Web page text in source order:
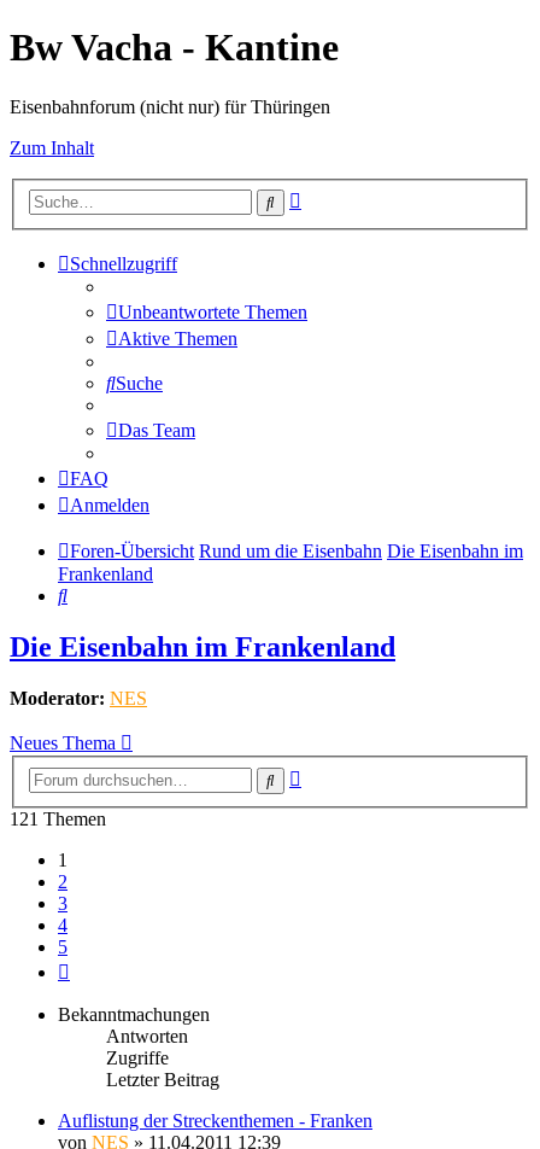
Bw Vacha - Kantine
Eisenbahnforum (nicht nur) für Thüringen
Zum Inhalt
Suche
Schnellzugriff
Unbeantwortete Themen
Aktive Themen
Suche
Das Team
FAQ
Anmelden
Foren-Übersicht Rund um die Eisenbahn Die Eisenbahn im
Frankenland
Suche
Die Eisenbahn im Frankenland
Moderator: NES
Neues Thema
Suche
121 Themen
1
2
3
4
5
Bekanntmachungen
Antworten
Zugriffe
Letzter Beitrag
Auflistung der Streckenthemen - Franken
von NES » 11.04.2011 12:39